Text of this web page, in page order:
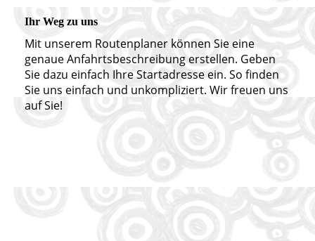
Ihr Weg zu uns
Mit unserem Routenplaner können Sie eine
genaue Anfahrtsbeschreibung erstellen. Geben
Sie dazu einfach Ihre Startadresse ein. So finden
Sie uns einfach und unkompliziert. Wir freuen uns
auf Sie!